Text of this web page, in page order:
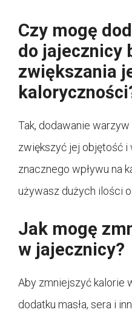
Czy mogę
do jajecznicy
zwiększania
Tak, dodawanie
zwiększyć jej objętość
znacznego wpływu na
używasz dużych ilości
Jak mogę
w jajecznicy?
Aby zmniejszyć kalorie
dodatku masła, sera i